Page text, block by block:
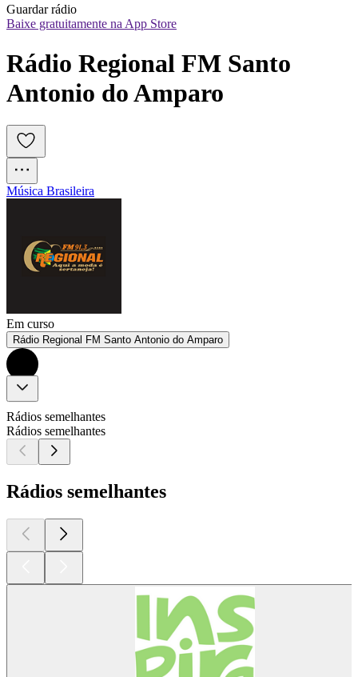
Guardar rádio
Baixe gratuitamente na App Store
Rádio Regional FM Santo
Antonio do Amparo
Música Brasileira
Em curso
Rádio Regional FM Santo Antonio do Amparo
Rádios semelhantes
Rádios semelhantes
Rádios semelhantes